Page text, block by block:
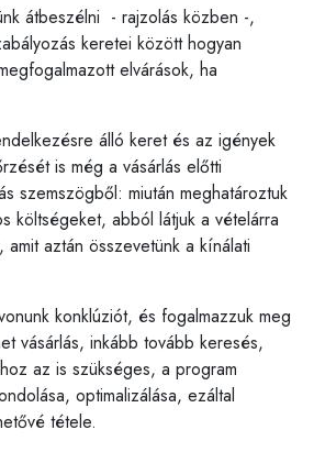
átbeszélni - rajzolás közben -,
keretei között hogyan
elvárások, ha
álló keret és az igények
is még a vásárlás előtti
szemszögből: miután meghatároztuk
költségeket, abból látjuk a vételárra
aztán összevetünk a kínálati
konklúziót, és fogalmazzuk meg
vásárlás, inkább tovább keresés,
az is szükséges, a program
optimalizálása, ezáltal
tétele.